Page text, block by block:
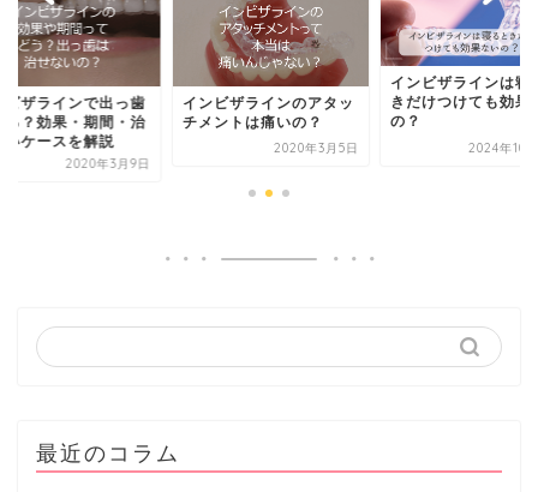
ビザラインのアタッ
ントは痛いの？
2020年3月5日
インビザラインは寝ると
きだけつけても効果ない
の？
2024年10月30日
インビザラインで出
は治る？効果・期間
らないケースを解説
最近のコラム